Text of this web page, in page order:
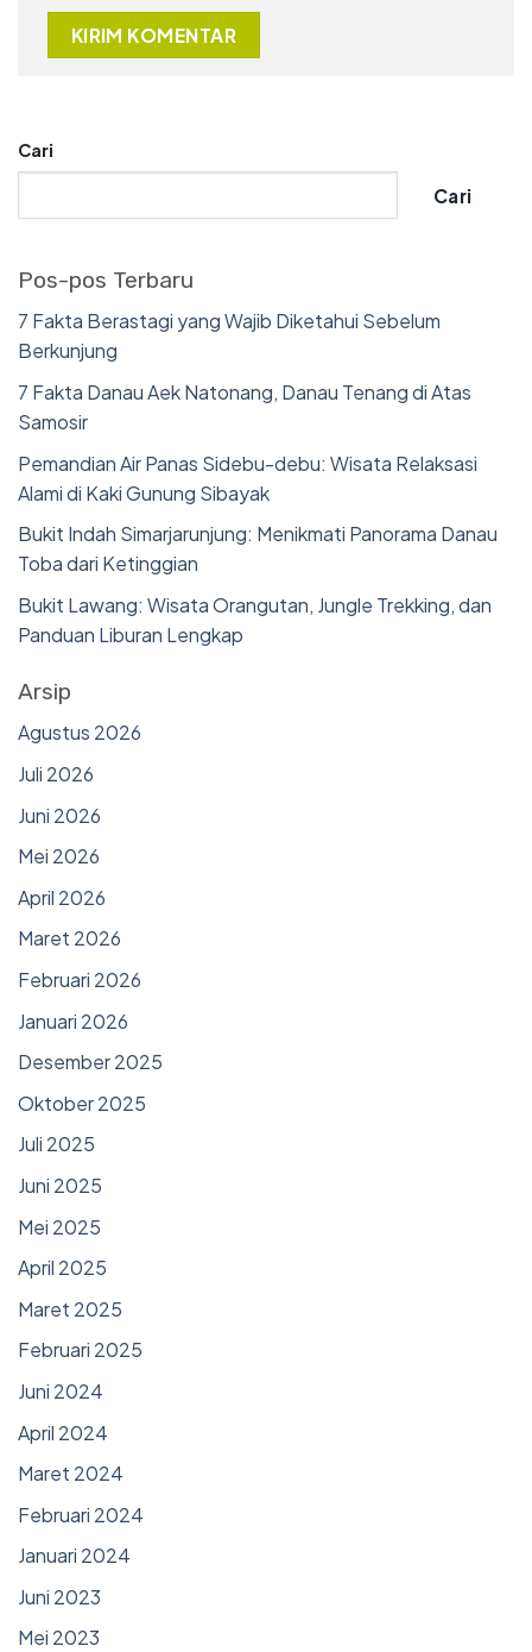
Cari
Cari
Pos-pos Terbaru
7 Fakta Berastagi yang Wajib Diketahui Sebelum
Berkunjung
7 Fakta Danau Aek Natonang, Danau Tenang di Atas
Samosir
Pemandian Air Panas Sidebu-debu: Wisata Relaksasi
Alami di Kaki Gunung Sibayak
Bukit Indah Simarjarunjung: Menikmati Panorama Danau
Toba dari Ketinggian
Bukit Lawang: Wisata Orangutan, Jungle Trekking, dan
Panduan Liburan Lengkap
Arsip
Agustus 2026
Juli 2026
Juni 2026
Mei 2026
April 2026
Maret 2026
Februari 2026
Januari 2026
Desember 2025
Oktober 2025
Juli 2025
Juni 2025
Mei 2025
April 2025
Maret 2025
Februari 2025
Juni 2024
April 2024
Maret 2024
Februari 2024
Januari 2024
Juni 2023
Mei 2023